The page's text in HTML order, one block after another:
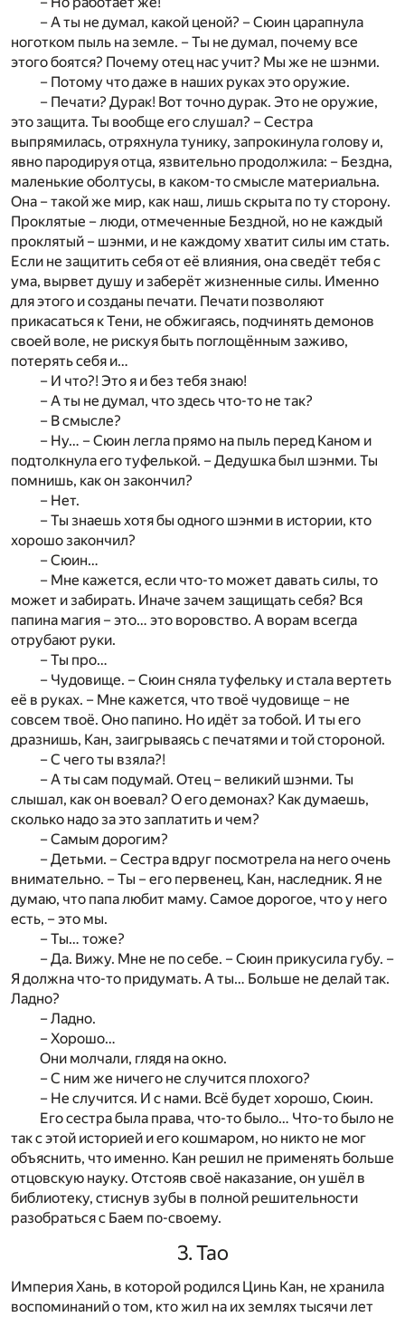
– А ты не думал, какой ценой? – Сюин царапнула
ноготком пыль на земле. – Ты не думал, почему все
этого боятся? Почему отец нас учит? Мы же не шэнми.
– Потому что даже в наших руках это оружие.
– Печати? Дурак! Вот точно дурак. Это не оружие,
это защита. Ты вообще его слушал? – Сестра
выпрямилась, отряхнула тунику, запрокинула голову и,
явно пародируя отца, язвительно продолжила: – Бездна,
маленькие оболтусы, в каком-то смысле материальна.
Она – такой же мир, как наш, лишь скрыта по ту сторону.
Проклятые – люди, отмеченные Бездной, но не каждый
проклятый – шэнми, и не каждому хватит силы им стать.
Если не защитить себя от её влияния, она сведёт тебя с
ума, вырвет душу и заберёт жизненные силы. Именно
для этого и созданы печати. Печати позволяют
прикасаться к Тени, не обжигаясь, подчинять демонов
своей воле, не рискуя быть поглощённым заживо,
потерять себя и…
– И что?! Это я и без тебя знаю!
– А ты не думал, что здесь что-то не так?
– В смысле?
– Ну… – Сюин легла прямо на пыль перед Каном и
подтолкнула его туфелькой. – Дедушка был шэнми. Ты
помнишь, как он закончил?
– Нет.
– Ты знаешь хотя бы одного шэнми в истории, кто
хорошо закончил?
– Сюин…
– Мне кажется, если что-то может давать силы, то
может и забирать. Иначе зачем защищать себя? Вся
папина магия – это… это воровство. А ворам всегда
отрубают руки.
– Ты про…
– Чудовище. – Сюин сняла туфельку и стала вертеть
её в руках. – Мне кажется, что твоё чудовище – не
совсем твоё. Оно папино. Но идёт за тобой. И ты его
дразнишь, Кан, заигрываясь с печатями и той стороной.
– С чего ты взяла?!
– А ты сам подумай. Отец – великий шэнми. Ты
слышал, как он воевал? О его демонах? Как думаешь,
сколько надо за это заплатить и чем?
– Самым дорогим?
– Детьми. – Сестра вдруг посмотрела на него очень
внимательно. – Ты – его первенец, Кан, наследник. Я не
думаю, что папа любит маму. Самое дорогое, что у него
есть, – это мы.
– Ты… тоже?
– Да. Вижу. Мне не по себе. – Сюин прикусила губу. –
Я должна что-то придумать. А ты… Больше не делай так.
Ладно?
– Ладно.
– Хорошо…
Они молчали, глядя на окно.
– С ним же ничего не случится плохого?
– Не случится. И с нами. Всё будет хорошо, Сюин.
Его сестра была права, что-то было… Что-то было не
так с этой историей и его кошмаром, но никто не мог
объяснить, что именно. Кан решил не применять больше
отцовскую науку. Отстояв своё наказание, он ушёл в
библиотеку, стиснув зубы в полной решительности
разобраться с Баем по-своему.
3. Тао
Империя Хань, в которой родился Цинь Кан, не хранила
воспоминаний о том, кто жил на их землях тысячи лет